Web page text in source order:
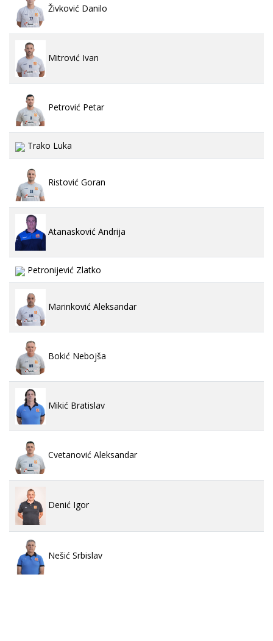
Živković Danilo
Mitrović Ivan
Petrović Petar
Trako Luka
Ristović Goran
Atanasković Andrija
Petronijević Zlatko
Marinković Aleksandar
Bokić Nebojša
Mikić Bratislav
Cvetanović Aleksandar
Denić Igor
Nešić Srbislav